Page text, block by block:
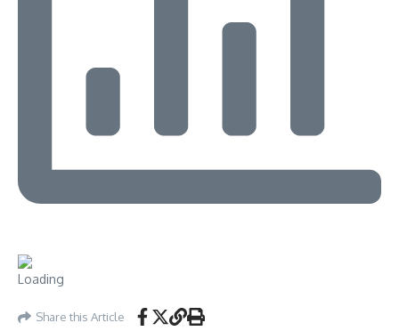
Share this Article